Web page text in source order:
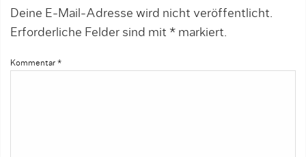
Deine E-Mail-Adresse wird nicht veröffentlicht.
Erforderliche Felder sind mit * markiert.
Kommentar *